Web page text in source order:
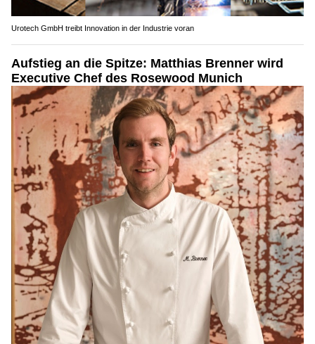
Urotech GmbH treibt Innovation in der Industrie voran
Aufstieg an die Spitze: Matthias Brenner wird
Executive Chef des Rosewood Munich